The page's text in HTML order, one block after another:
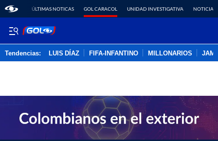
ÚLTIMAS NOTICAS GOL CARACOL UNIDAD INVESTIGATIVA NOTICIAS
Tendencias: LUIS DÍAZ FIFA-INFANTINO MILLONARIOS